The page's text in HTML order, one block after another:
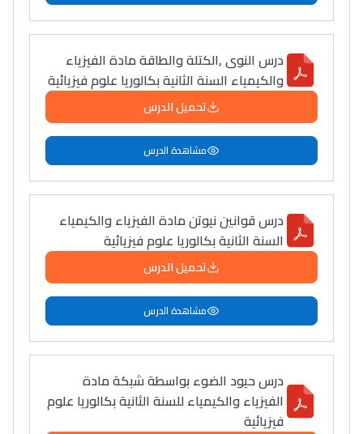
درس النوى ,الكتلة والطاقة مادة الفيزياء
والكيمياء السنة الثانية بكالوريا علوم فيزيائية
تحميل الدرس
مشاهدة الدرس
درس قوانين نيوتن مادة الفيزياء والكيمياء
السنة الثانية بكالوريا علوم فيزيائية
تحميل الدرس
مشاهدة الدرس
درس حيود الضوء بواسطة شبكة مادة
الفيزياء والكيمياء للسنة الثانية بكالوريا علوم
فيزيائية